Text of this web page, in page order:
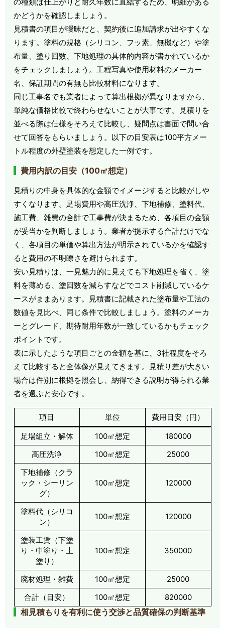
かどうかを確認しましょう。
見積書の項目が曖昧だと、契約後に追加請求が出やすくな
ります。塗料の規格（シリコン、フッ素、無機など）や塗
布量、塗り回数、下地処理の具体的内容が書かれているか
をチェックしましょう。工程写真や使用材料のメーカー
名、保証期間の有無も比較材料になります。
同じ工事名でも業者によって算出根拠が異なりますから、
単純な価格比較で終わらせないことが大事です。見積りを
並べる際は仕様をそろえて比較し、疑問点は書面で問い合
せて回答をもらいましょう。以下の目安表は100平方メー
トル程度の外壁塗装を想定した一例です。
費用内訳の目安（100㎡想定）
見積りの中身を具体的な金額でイメージすると比較がしや
すくなります。足場費用や高圧洗浄、下地補修、塗料代、
施工費、雑費の合計で工事費が決まるため、各項目の金額
が妥当かを判断しましょう。業者が提示する合計だけでな
く、各項目の単価や算出方法が明示されているかを確認す
ると費用の不明瞭さを避けられます。
安い見積りは、一見魅力的に見えても下地処理を省く、塗
料を薄める、塗回数を減らすなどでコスト削減しているケ
ースがままあります。見積書に記載された塗布量や工法の
数値を見比べ、同じ条件で比較しましょう。塗料のメーカ
ーとグレード、期待耐用年数が一致しているかもチェック
ポイントです。
表に示したような項目ごとの金額を基に、3社程度をそろ
えて比較すると全体像が見えてきます。見積り差が大きい
場合は件別に根拠を照会し、納得できる説明が得られる業
者を選ぶと安心です。
項目 単位
費用目安（円）
足場組立・解体
100㎡想定
180000
高圧洗浄
100㎡想定
25000
下地補修（クラ
ック・シーリン
グ）
100㎡想定 120000
塗料代（シリコ
ン）
100㎡想定 120000
塗装工賃（下塗
り・中塗り・上
塗り）
100㎡想定 350000
廃材処理・雑費 100㎡想定
25000
合計（目安）
100㎡想定 820000
相見積もりを有利に使う交渉と品質確保の判断基準